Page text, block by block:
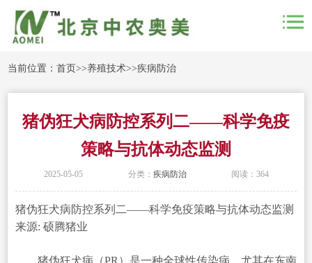
当前位置：首页>>养殖技术>>疾病防治
猪伪狂犬病防控系列二——科学免疫
策略与抗体动态监测
2025-05-05 分类： 疾病防治 阅读：364
猪伪狂犬病防控系列二——科学免疫策略与抗体动态监测
来源: 硕腾猪业
猪伪狂犬病（PR）是一种全球性传染病，尤其在东南